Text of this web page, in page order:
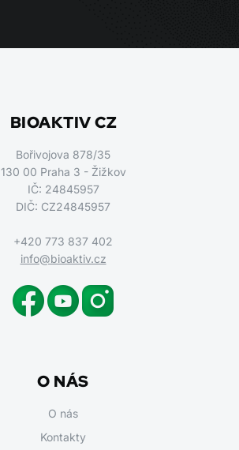
BIOAKTIV CZ
Bořivojova 878/35
130 00 Praha 3 - Žižkov
IČ: 24845957
DIČ: CZ24845957
+420 773 837 402
info@bioaktiv.cz
O NÁS
O nás
Kontakty